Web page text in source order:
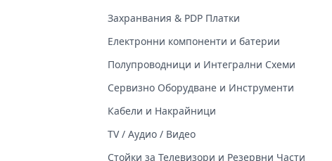
Захранвания & PDP Платки
Електронни компоненти и батерии
Полупроводници и Интегрални Схеми
Сервизно Оборудване и Инструменти
Кабели и Накрайници
TV / Аудио / Видео
Стойки за Телевизори и Резервни Части